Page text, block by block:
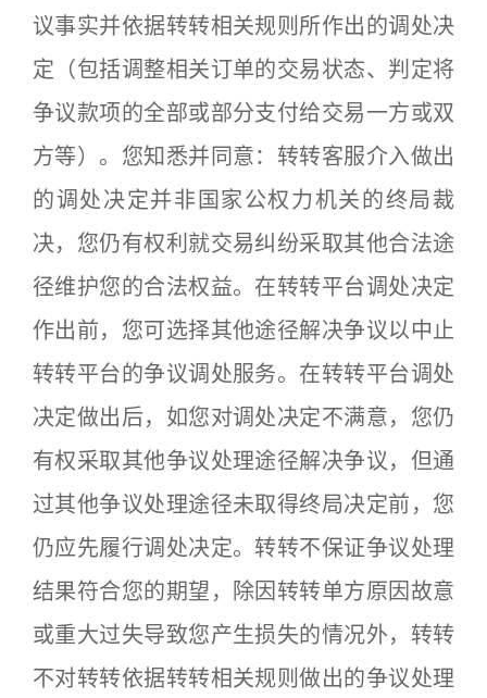
议事实并依据转转相关规则所作出的调处决
定（包括调整相关订单的交易状态、判定将
争议款项的全部或部分支付给交易一方或双
方等）。您知悉并同意：转转客服介入做出
的调处决定并非国家公权力机关的终局裁
决，您仍有权利就交易纠纷采取其他合法途
径维护您的合法权益。在转转平台调处决定
作出前，您可选择其他途径解决争议以中止
转转平台的争议调处服务。在转转平台调处
决定做出后，如您对调处决定不满意，您仍
有权采取其他争议处理途径解决争议，但通
过其他争议处理途径未取得终局决定前，您
仍应先履行调处决定。转转不保证争议处理
结果符合您的期望，除因转转单方原因故意
或重大过失导致您产生损失的情况外，转转
不对转转依据转转相关规则做出的争议处理